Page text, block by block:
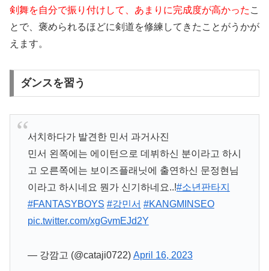
剣舞を自分で振り付けして、あまりに完成度が高かった こ
とで、褒められるほどに剣道を修練してきたことがうかが
えます。
ダンスを習う
서치하다가 발견한 민서 과거사진
민서 왼쪽에는 에이턴으로 데뷔하신 분이라고 하시
고 오른쪽에는 보이즈플래닛에 출연하신 문정현님
이라고 하시네요 뭔가 신기하네요..!#소년판타지
#FANTASYBOYS #강민서 #KANGMINSEO
pic.twitter.com/xgGvmEJd2Y
— 강깜고 (@cataji0722) April 16, 2023